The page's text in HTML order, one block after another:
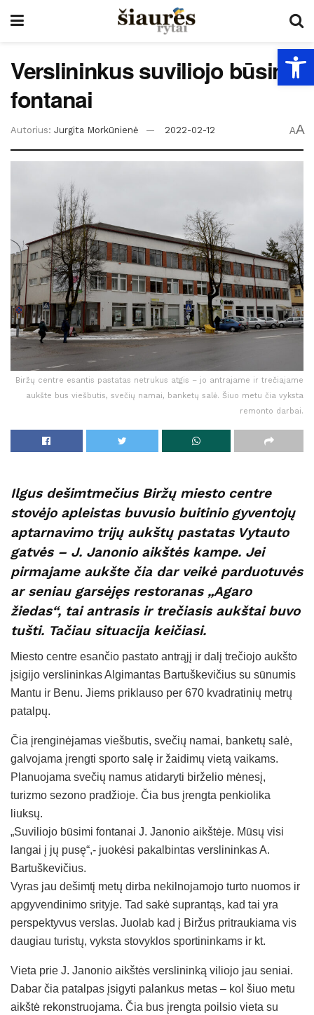
Verslininkus suviliojo būsimi
fontanai
Autorius: Jurgita Morkūnienė 2022-02-12 AA
Biržų centre esantis pastatas netrukus atgis – jo antrajame ir trečiajame
aukšte bus viešbutis, svečių namai, banketų salė. Šiuo metu čia vyksta
remonto darbai.
Ilgus dešimtmečius Biržų miesto centre
stovėjo apleistas buvusio buitinio gyventojų
aptarnavimo trijų aukštų pastatas Vytauto
gatvės – J. Janonio aikštės kampe. Jei
pirmajame aukšte čia dar veikė parduotuvės
ar seniau garsėjęs restoranas „Agaro
žiedas“, tai antrasis ir trečiasis aukštai buvo
tušti. Tačiau situacija keičiasi.
Miesto centre esančio pastato antrąjį ir dalį trečiojo aukšto
įsigijo verslininkas Algimantas Bartuškevičius su sūnumis
Mantu ir Benu. Jiems priklauso per 670 kvadratinių metrų
patalpų.
Čia įrenginėjamas viešbutis, svečių namai, banketų salė,
galvojama įrengti sporto salę ir žaidimų vietą vaikams.
Planuojama svečių namus atidaryti birželio mėnesį,
turizmo sezono pradžioje. Čia bus įrengta penkiolika
liuksų.
„Suviliojo būsimi fontanai J. Janonio aikštėje. Mūsų visi
langai į jų pusę“,- juokėsi pakalbintas verslininkas A.
Bartuškevičius.
Vyras jau dešimtį metų dirba nekilnojamojo turto nuomos ir
apgyvendinimo srityje. Tad sakė suprantąs, kad tai yra
perspektyvus verslas. Juolab kad į Biržus pritraukiama vis
daugiau turistų, vyksta stovyklos sportininkams ir kt.
Vieta prie J. Janonio aikštės verslininką viliojo jau seniai.
Dabar čia patalpas įsigyti palankus metas – kol šiuo metu
aikštė rekonstruojama. Čia bus įrengta poilsio vieta su